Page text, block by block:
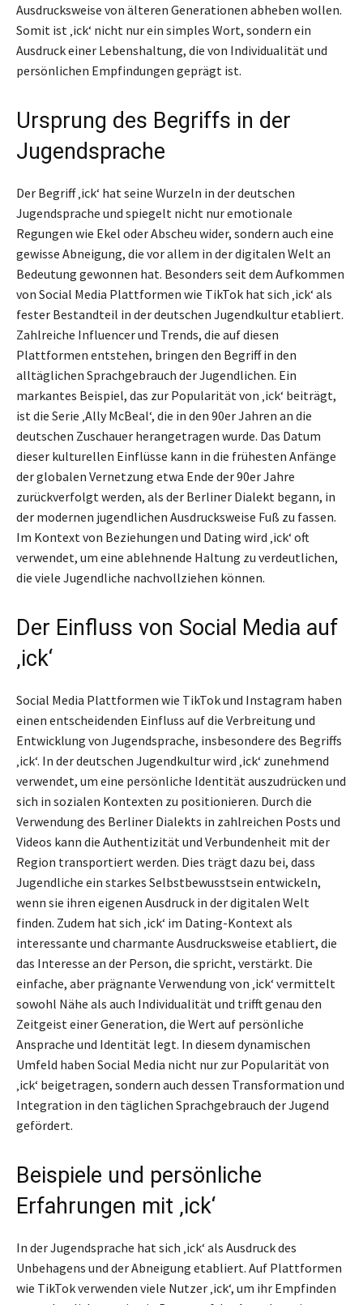
Ausdrucksweise von älteren Generationen abheben wollen.
Somit ist ‚ick‘ nicht nur ein simples Wort, sondern ein
Ausdruck einer Lebenshaltung, die von Individualität und
persönlichen Empfindungen geprägt ist.
Ursprung des Begriffs in der
Jugendsprache
Der Begriff ‚ick‘ hat seine Wurzeln in der deutschen
Jugendsprache und spiegelt nicht nur emotionale
Regungen wie Ekel oder Abscheu wider, sondern auch eine
gewisse Abneigung, die vor allem in der digitalen Welt an
Bedeutung gewonnen hat. Besonders seit dem Aufkommen
von Social Media Plattformen wie TikTok hat sich ‚ick‘ als
fester Bestandteil in der deutschen Jugendkultur etabliert.
Zahlreiche Influencer und Trends, die auf diesen
Plattformen entstehen, bringen den Begriff in den
alltäglichen Sprachgebrauch der Jugendlichen. Ein
markantes Beispiel, das zur Popularität von ‚ick‘ beiträgt,
ist die Serie ‚Ally McBeal‘, die in den 90er Jahren an die
deutschen Zuschauer herangetragen wurde. Das Datum
dieser kulturellen Einflüsse kann in die frühesten Anfänge
der globalen Vernetzung etwa Ende der 90er Jahre
zurückverfolgt werden, als der Berliner Dialekt begann, in
der modernen jugendlichen Ausdrucksweise Fuß zu fassen.
Im Kontext von Beziehungen und Dating wird ‚ick‘ oft
verwendet, um eine ablehnende Haltung zu verdeutlichen,
die viele Jugendliche nachvollziehen können.
Der Einfluss von Social Media auf
‚ick‘
Social Media Plattformen wie TikTok und Instagram haben
einen entscheidenden Einfluss auf die Verbreitung und
Entwicklung von Jugendsprache, insbesondere des Begriffs
‚ick‘. In der deutschen Jugendkultur wird ‚ick‘ zunehmend
verwendet, um eine persönliche Identität auszudrücken und
sich in sozialen Kontexten zu positionieren. Durch die
Verwendung des Berliner Dialekts in zahlreichen Posts und
Videos kann die Authentizität und Verbundenheit mit der
Region transportiert werden. Dies trägt dazu bei, dass
Jugendliche ein starkes Selbstbewusstsein entwickeln,
wenn sie ihren eigenen Ausdruck in der digitalen Welt
finden. Zudem hat sich ‚ick‘ im Dating-Kontext als
interessante und charmante Ausdrucksweise etabliert, die
das Interesse an der Person, die spricht, verstärkt. Die
einfache, aber prägnante Verwendung von ‚ick‘ vermittelt
sowohl Nähe als auch Individualität und trifft genau den
Zeitgeist einer Generation, die Wert auf persönliche
Ansprache und Identität legt. In diesem dynamischen
Umfeld haben Social Media nicht nur zur Popularität von
‚ick‘ beigetragen, sondern auch dessen Transformation und
Integration in den täglichen Sprachgebrauch der Jugend
gefördert.
Beispiele und persönliche
Erfahrungen mit ‚ick‘
In der Jugendsprache hat sich ‚ick‘ als Ausdruck des
Unbehagens und der Abneigung etabliert. Auf Plattformen
wie TikTok verwenden viele Nutzer ‚ick‘, um ihr Empfinden